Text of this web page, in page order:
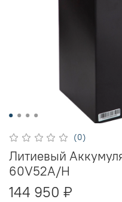
(0)
Литиевый
60V52A/H
144 950 ₽